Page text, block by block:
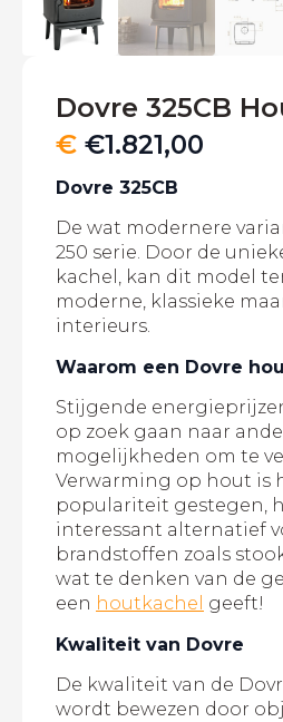
Dovre 325CB
€ €1.821,00
Dovre 325CB
De wat modernere
250 serie. Door de
kachel, kan dit model
moderne, klassieke
interieurs.
Waarom een Dovre
Stijgende
op zoek gaan naar
mogelijkheden om te
Verwarming op hout is
populariteit gestegen,
interessant alternatief
brandstoffen zoals
wat te denken van de
een houtkachel geeft!
Kwaliteit van Dovre
De kwaliteit van de
wordt bewezen door